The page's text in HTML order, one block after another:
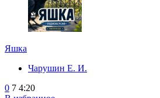
Яшка
Чарушин Е. И.
0 7 4:20